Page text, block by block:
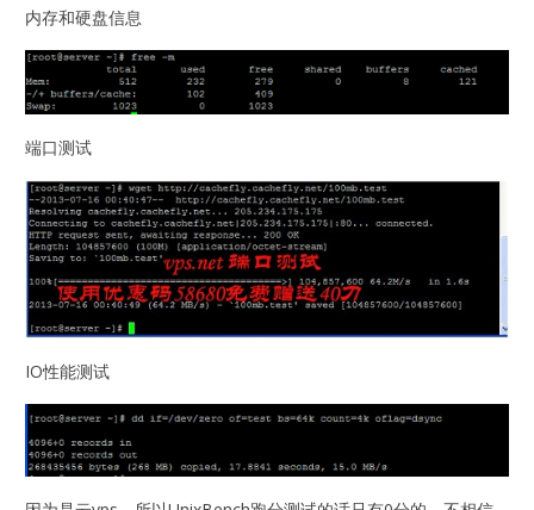
内存和硬盘信息
端口测试
IO性能测试